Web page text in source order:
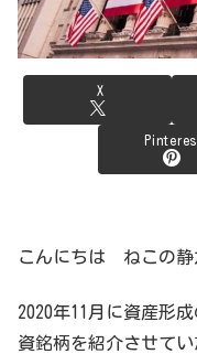
X
こんにちは ねこの静
2020年11月に資産形
資銘柄を紹介させて